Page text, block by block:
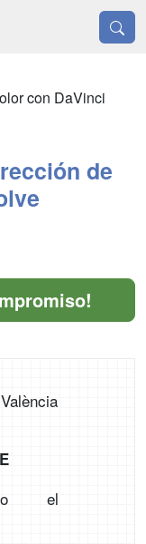
con DaVinci
de
el